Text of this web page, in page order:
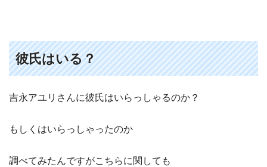
彼氏はいる？
吉永アユリさんに彼氏はいらっしゃるのか？
もしくはいらっしゃったのか
調べてみたんですがこちらに関しても